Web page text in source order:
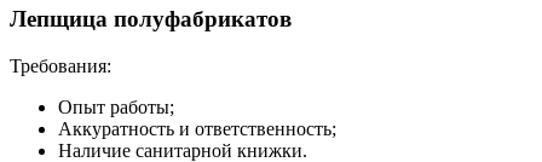
Лепщица полуфабрикатов
Требования:
Опыт работы;
Аккуратность и ответственность;
Наличие санитарной книжки.